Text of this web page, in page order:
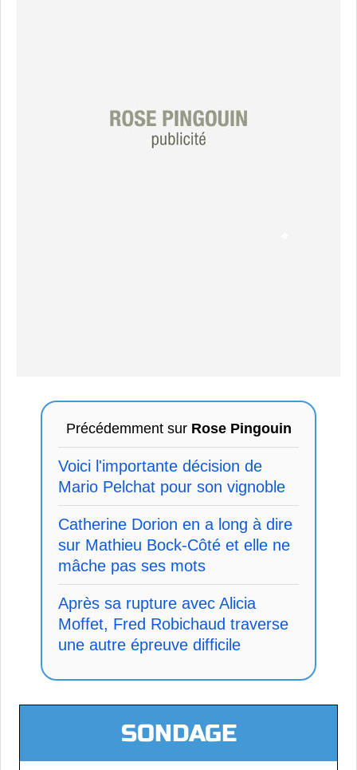
Précédemment sur Rose Pingouin
Voici l'importante décision de
Mario Pelchat pour son vignoble
Catherine Dorion en a long à dire
sur Mathieu Bock-Côté et elle ne
mâche pas ses mots
Après sa rupture avec Alicia
Moffet, Fred Robichaud traverse
une autre épreuve difficile
SONDAGE